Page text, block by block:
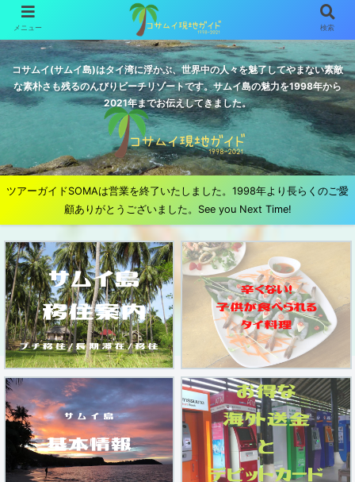
コサムイ(サムイ島)はタイ湾に浮かぶ、世界中の人々を魅了してやまない素敵
な素朴さも残るのんびりビーチリゾートです。サムイ島の魅力を1998年から
2021年までお伝えしてきました。
ツアーガイドSOMAは営業を終了いたしました。1998年より長らくのご愛
顧ありがとうございました。See you Next Time!
メニュー 検索